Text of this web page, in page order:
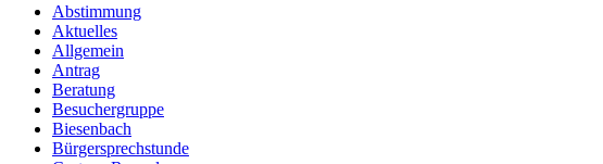
Abstimmung
Aktuelles
Allgemein
Antrag
Beratung
Besuchergruppe
Biesenbach
Bürgersprechstunde